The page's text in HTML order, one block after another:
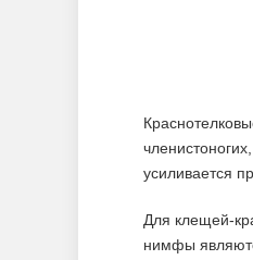
усиливается
Для клещей-
нимфы